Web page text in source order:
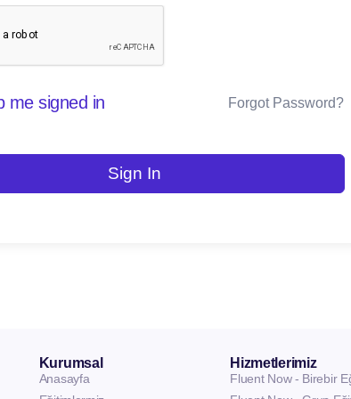
me signed in Forgot Password?
Sign In
Kurumsal
Anasayfa
Hizmetlerimiz
Fluent Now - Birebir